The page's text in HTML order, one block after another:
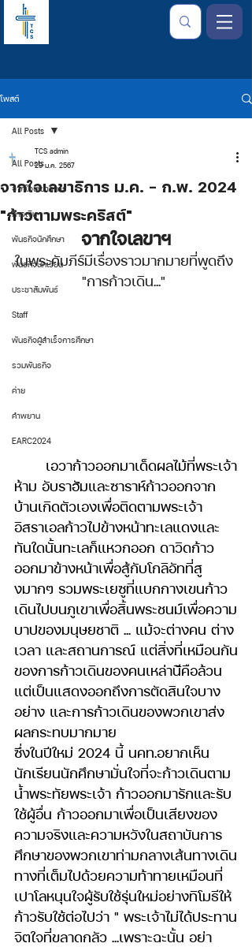
โพสต์
All Posts
จากใจเลขาธิการ
การเงิน
พันธกิจนักศึกษา
พันธกิจนักเรียน
ประชาสัมพันธ์
Staff
พันธกิจผู้สำเร็จการศึกษา
รวมพันธกิจ
ค่าย
คำพยาน
EARC2024
All Posts
จากใจเลขาธิการ ม.ค. - ก.พ. 2024
"ก้าวตามพระคริสต์"
TCS admin
29 ม.ค. 2567
จากใจเลขาฯ
ในพระคัมภีร์มีเรื่องราวมากมายที่พูดถึง
"การก้าวเดิน..."
ห้าม อับราฮัมและซาราห์ก้าวออกจาก
บ้านเกิดตัวเองเพื่อติดตามพระเจ้า
อิสราเอลก้าวไปข้างหน้าทะเลแดงและ
ทันใดนั้นทะเลก็แหวกออก ดาวิดก้าว
ออกมาข้างหน้าเพื่อสู้กับโกลิอัทที่สู
งมากๆ รวมพระเยซูที่แบกกางเขนก้าว
เดินไปบนภูเขาเพื่อสิ้นพระชนม์เพื่อความ
บาปของมนุษยชาติ ... แม้จะต่างคน ต่าง
เวลา และสถานการณ์ แต่สิ่งที่เหมือนกัน
ของการก้าวเดินของคนเหล่านีัคือล้วน
แต่เป็นแสดงออกถึงการตัดสินใจบาง
อย่าง และการก้าวเดินของพวกเขาส่ง
ผลกระทบมากมาย
ซึ่งในปีใหม่ 2024 นี้ นคท.อยากเห็น
นักเรียนนักศึกษามั่นใจที่จะก้าวเดินตาม
น้ำพระทัยพระเจ้า ก้าวออกมารักและรับ
ใช้ผู้อื่น ก้าวออกมาเพื่อเป็นเสียงของ
ความจริงและความหวังในสถาบันการ
ศึกษาของพวกเขาท่ามกลางเส้นทางเดิน
ทางที่เต็มไปด้วยความท้าทายเหมือนที่
เปาโลหนุนใจผู้รับใช้รุ่นใหม่อย่างทิโมธีให้
ก้าวรับใช้ต่อไปว่า " พระเจ้าไม่ได้ประทาน
จิตใจที่ขลาดกลัว ...เพราะฉะนั้น อย่า